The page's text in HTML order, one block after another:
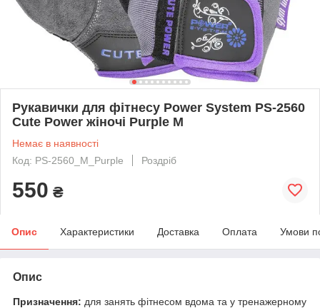
Рукавички для фітнесу Power System PS-2560
Cute Power жіночі Purple M
Немає в наявності
Код: PS-2560_M_Purple
Роздріб
550 ₴
Опис Характеристики Доставка Оплата Умови
Опис
Призначення: для занять фітнесом вдома та у тренажерному